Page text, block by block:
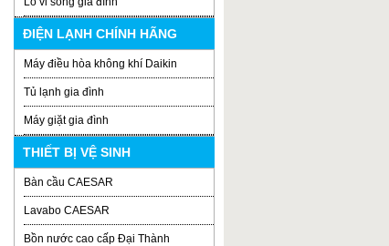
ĐIỆN LẠNH CHÍNH HÃNG
Máy điều hòa không khí Daikin
Tủ lạnh gia đình
Máy giặt gia đình
THIẾT BỊ VỆ SINH
Bàn cầu CAESAR
Lavabo CAESAR
Bồn nước cao cấp Đại Thành